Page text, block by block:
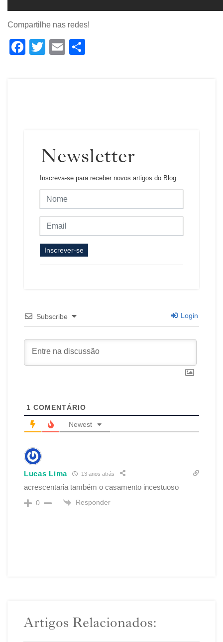
Compartilhe nas redes!
Facebook
TwitterEmail
Newsletter
Inscreva-se para receber novos artigos do Blog.
Inscrever-se
Subscribe Login
1 COMENTÁRIO
Newest
Lucas Lima 13 anos atrás
acrescentaria também o casamento incestuoso
0 Responder
Artigos Relacionados: